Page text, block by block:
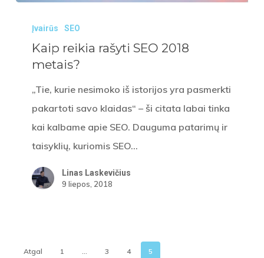
reikia
rašyti
SEO
2018
metais?
Įvairūs SEO
Kaip reikia rašyti SEO 2018
metais?
„Tie, kurie nesimoko iš istorijos yra pasmerkti
pakartoti savo klaidas“ – ši citata labai tinka
kai kalbame apie SEO. Dauguma patarimų ir
taisyklių, kuriomis SEO…
Linas Laskevičius
9 liepos, 2018
Atgal 1 … 3 4 5